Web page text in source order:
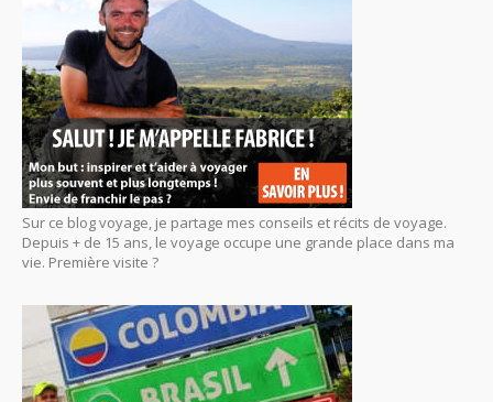
Sur ce blog voyage, je partage mes conseils et récits de voyage.
Depuis + de 15 ans, le voyage occupe une grande place dans ma
vie. Première visite ?